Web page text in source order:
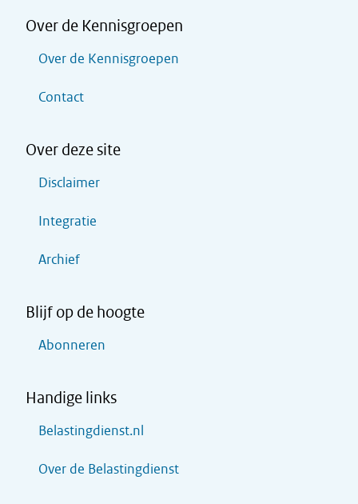
Over de Kennisgroepen
Over de Kennisgroepen
Contact
Over deze site
Disclaimer
Integratie
Archief
Blijf op de hoogte
Abonneren
Handige links
Belastingdienst.nl
Over de Belastingdienst